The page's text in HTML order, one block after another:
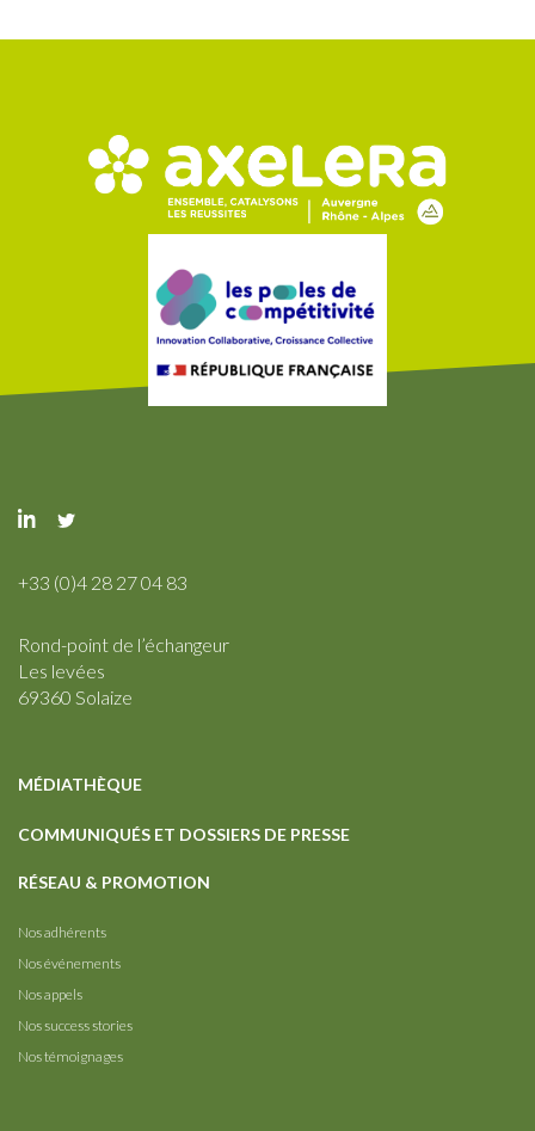
+33 (0)4 28 27 04 83
Rond-point de l’échangeur
Les levées
69360 Solaize
MÉDIATHÈQUE
COMMUNIQUÉS ET DOSSIERS DE PRESSE
RÉSEAU & PROMOTION
Nos adhérents
Nos événements
Nos appels
Nos success stories
Nos témoignages